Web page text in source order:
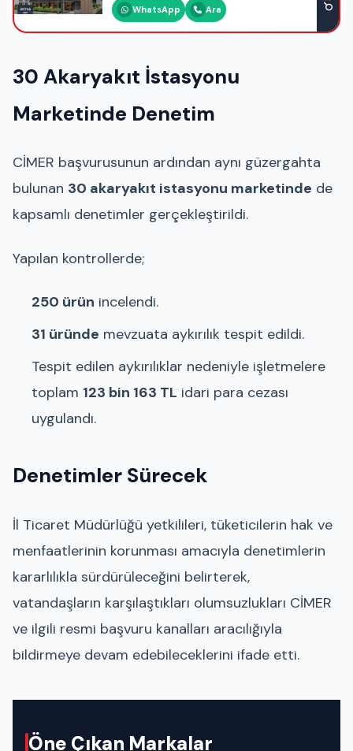
WhatsApp Ara
30 Akaryakıt İstasyonu
Marketinde Denetim
CİMER başvurusunun ardından aynı güzergahta
bulunan 30 akaryakıt istasyonu marketinde de
kapsamlı denetimler gerçekleştirildi.
Yapılan kontrollerde;
250 ürün incelendi.
31 üründe mevzuata aykırılık tespit edildi.
Tespit edilen aykırılıklar nedeniyle işletmelere
toplam 123 bin 163 TL idari para cezası
uygulandı.
Denetimler Sürecek
İl Ticaret Müdürlüğü yetkilileri, tüketicilerin hak ve
menfaatlerinin korunması amacıyla denetimlerin
kararlılıkla sürdürüleceğini belirterek,
vatandaşların karşılaştıkları olumsuzlukları CİMER
ve ilgili resmi başvuru kanalları aracılığıyla
bildirmeye devam edebileceklerini ifade etti.
Öne Çıkan Markalar